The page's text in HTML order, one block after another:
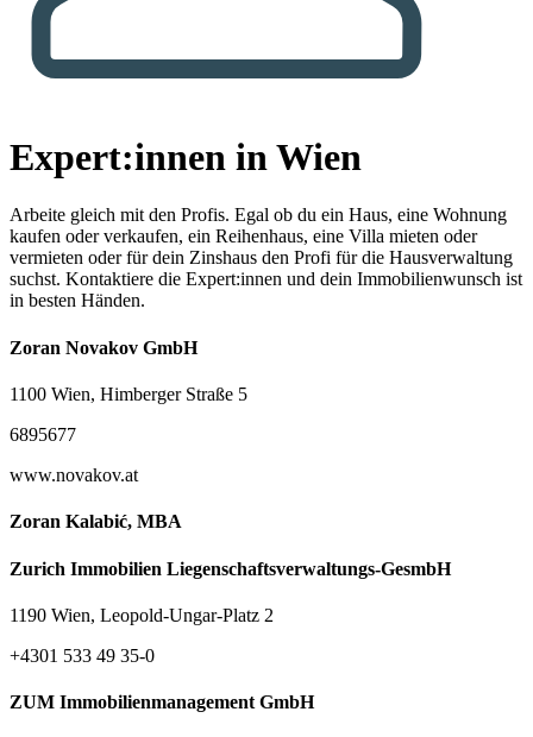
Expert:innen in Wien
Arbeite gleich mit den Profis. Egal ob du ein Haus, eine Wohnung
kaufen oder verkaufen, ein Reihenhaus, eine Villa mieten oder
vermieten oder für dein Zinshaus den Profi für die Hausverwaltung
suchst. Kontaktiere die Expert:innen und dein Immobilienwunsch ist
in besten Händen.
Zoran Novakov GmbH
1100 Wien, Himberger Straße 5
6895677
www.novakov.at
Zoran Kalabić, MBA
Zurich Immobilien Liegenschaftsverwaltungs-GesmbH
1190 Wien, Leopold-Ungar-Platz 2
+4301 533 49 35-0
ZUM Immobilienmanagement GmbH